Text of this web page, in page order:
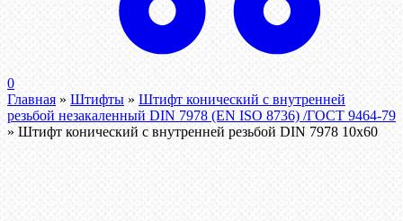
0
Главная » Штифты » Штифт конический с внутренней
резьбой незакаленный DIN 7978 (EN ISO 8736) /ГОСТ 9464-79
» Штифт конический с внутренней резьбой DIN 7978 10х60